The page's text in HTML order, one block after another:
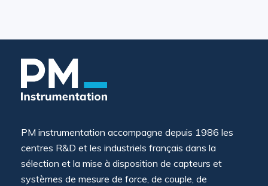
PM instrumentation accompagne depuis 1986 les
centres R&D et les industriels français dans la
sélection et la mise à disposition de capteurs et
systèmes de mesure de force, de couple, de